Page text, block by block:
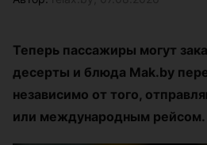
Теперь пассажиры могут
десерты и блюда Mak.by
независимо от того,
или международным рейсом.